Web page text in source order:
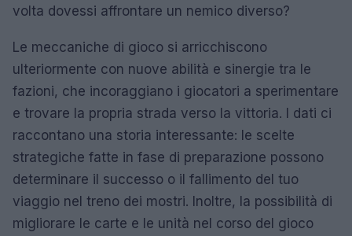
volta dovessi affrontare un nemico diverso?
Le meccaniche di gioco si arricchiscono
ulteriormente con nuove abilità e sinergie tra le
fazioni, che incoraggiano i giocatori a sperimentare
e trovare la propria strada verso la vittoria. I dati ci
raccontano una storia interessante: le scelte
strategiche fatte in fase di preparazione possono
determinare il successo o il fallimento del tuo
viaggio nel treno dei mostri. Inoltre, la possibilità di
migliorare le carte e le unità nel corso del gioco